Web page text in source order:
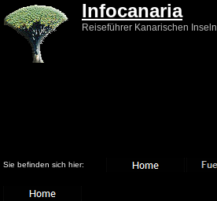
Infocanaria
Reiseführer Kanarischen Inseln
Sie befinden sich hier: